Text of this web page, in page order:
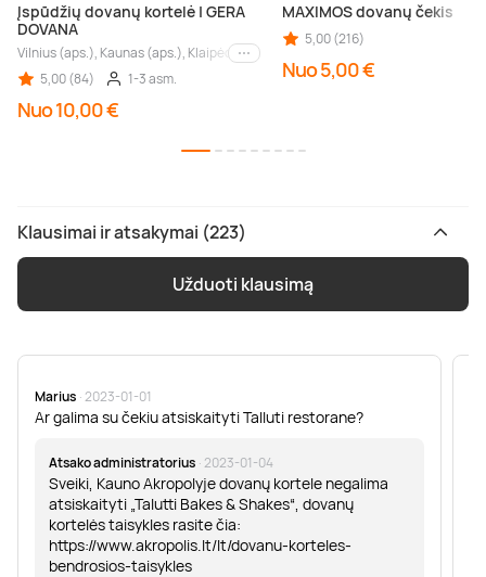
Įspūdžių dovanų kortelė | GERA
DOVANA
Vilnius (aps.), Kaunas (aps.), Klaipėda (aps.), Palanga (aps.), Nida (aps.),
Kiti miestai
5,00 (84)
1-3 asm.
Nuo 10,00 €
MAXIMOS dovanų čekis
5,00 (216)
Nuo 5,00 €
Klausimai ir atsakymai (223)
Užduoti klausimą
Marius · 2023-01-01
Ar galima su čekiu atsiskaityti Talluti restorane?
Atsako administratorius · 2023-01-04
Sveiki, Kauno Akropolyje dovanų kortele negalima
atsiskaityti „Talutti Bakes & Shakes“, dovanų
kortelės taisykles rasite čia:
https://www.akropolis.lt/lt/dovanu-korteles-
bendrosios-taisykles